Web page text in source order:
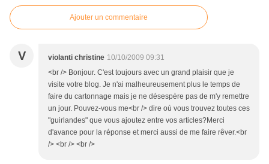
Ajouter un commentaire
V violanti christine 10/10/2009 09:31
<br /> Bonjour. C'est toujours avec un grand plaisir que je
visite votre blog. Je n'ai malheureusement plus le temps de
faire du cartonnage mais je ne désespère pas de m'y remettre
un jour. Pouvez-vous me<br /> dire où vous trouvez toutes ces
"guirlandes" que vous ajoutez entre vos articles?Merci
d'avance pour la réponse et merci aussi de me faire rêver.<br
/> <br /> <br />